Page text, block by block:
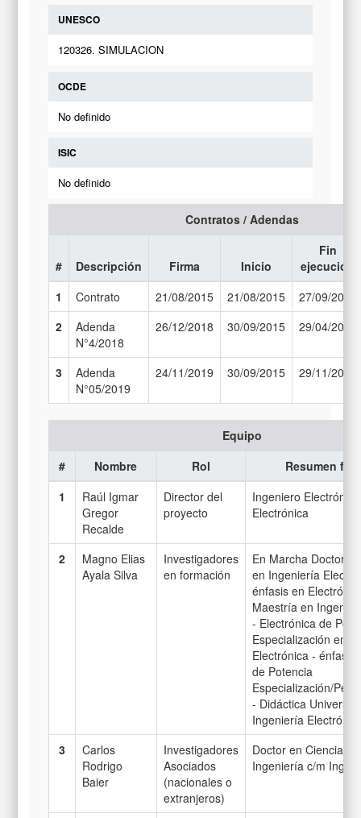
UNESCO
120326. SIMULACION
OCDE
No definido
ISIC
No definido
Contratos / Adendas
# Descripción Firma Inicio
Fin
ejecución
1
Contrato 21/08/2015 21/08/2015
27/09/2017
2
Adenda
N°4/2018
26/12/2018 30/09/2015 29/04/2019
3
Adenda
N°05/2019
24/11/2019 30/09/2015 29/11/2019
Equipo
#
Nombre Rol
Resumen
1
Raúl Igmar
Gregor
Recalde
Director del
proyecto
Ingeniero
Electrónica
2
Magno Elias
Ayala Silva
Investigadores
en formación
En Marcha
en Ingeniería
énfasis en
Maestría en
- Electrónica de
Especialización en
Electrónica - énfasis
de Potencia
Especialización/
- Didáctica
Ingeniería
3
Carlos
Rodrigo
Baier
Investigadores
Asociados
(nacionales o
extranjeros)
Doctor en Ciencias
Ingeniería c/m